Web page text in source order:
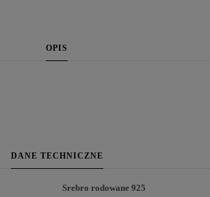
OPIS
DANE TECHNICZNE
Srebro rodowane 925